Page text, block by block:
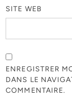
SITE WEB
ENREGISTRER
DANS LE
COMMENTAIRE.